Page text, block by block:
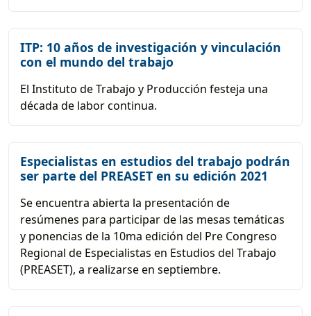
ITP: 10 años de investigación y vinculación
con el mundo del trabajo
El Instituto de Trabajo y Producción festeja una
década de labor continua.
Especialistas en estudios del trabajo podrán
ser parte del PREASET en su edición 2021
Se encuentra abierta la presentación de
resúmenes para participar de las mesas temáticas
y ponencias de la 10ma edición del Pre Congreso
Regional de Especialistas en Estudios del Trabajo
(PREASET), a realizarse en septiembre.